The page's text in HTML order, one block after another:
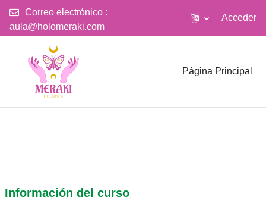
Correo electrónico :
aula@holomeraki.com
Acceder
Página Principal
Información del curso